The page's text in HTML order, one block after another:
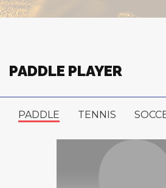
PADDLE PLAYER
TENNIS
PADDLE